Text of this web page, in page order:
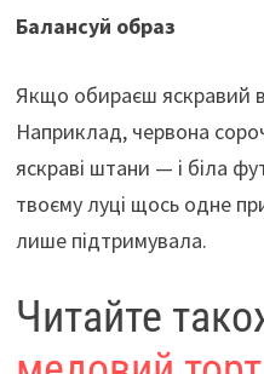
Балансуй образ
Якщо обираєш яскравий
Наприклад, червона
яскраві штани — і біла
твоєму луці щось одне
лише підтримувала.
Читайте